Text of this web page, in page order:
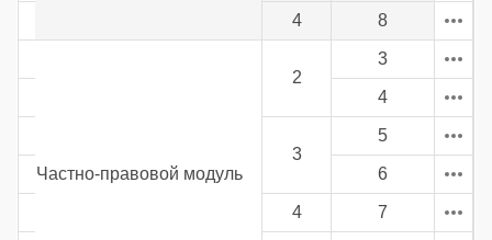
4 8
Частно-правовой модуль
2
3
4
3
5
6
4 7